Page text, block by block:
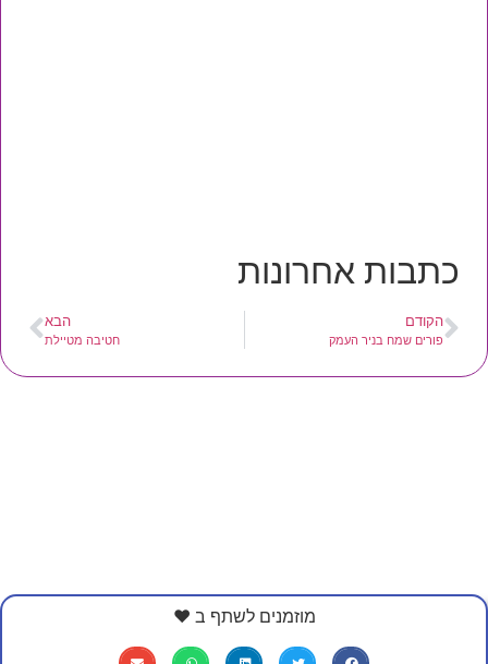
כתבות אחרונות
הקודם
פורים שמח בניר העמק
הבא
חטיבה מטיילת
מוזמנים לשתף ב ❤